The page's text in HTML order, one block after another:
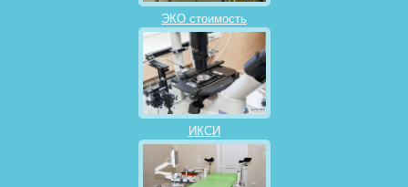
ЭКО стоимость
ИКСИ